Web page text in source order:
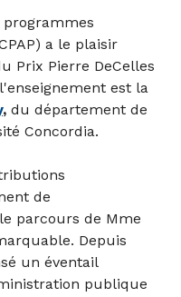
programmes
a le plaisir
Prix Pierre DeCelles
est la
, du département de
Concordia.
de
parcours de Mme
Depuis
un éventail
publique